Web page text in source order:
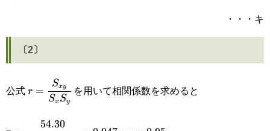
・・・キ
〔2〕
公式
r=\cfrac{S_{xy}}
{S_xS_y}
r =
SxSy
Sxy を用いて相関係数を求めると
r=\cfrac{54.30}
54.30